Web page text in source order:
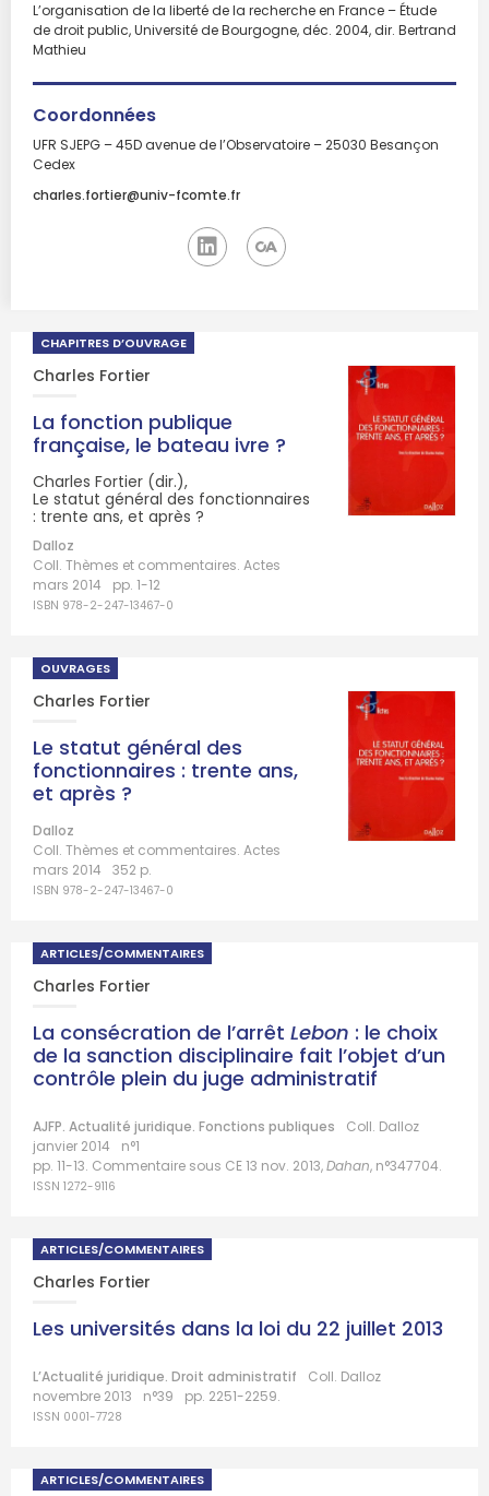
L’organisation de la liberté de la recherche en France – Étude
de droit public, Université de Bourgogne, déc. 2004, dir. Bertrand
Mathieu
Coordonnées
UFR SJEPG – 45D avenue de l’Observatoire – 25030 Besançon
Cedex
charles.fortier@univ-fcomte.fr
CHAPITRES D’OUVRAGE
Charles Fortier
La fonction publique
française, le bateau ivre ?
Charles Fortier (dir.),
Le statut général des fonctionnaires
: trente ans, et après ?
Dalloz
Coll. Thèmes et commentaires. Actes
mars 2014
pp. 1-12
ISBN 978-2-247-13467-0
OUVRAGES
Charles Fortier
Le statut général des
fonctionnaires : trente ans,
et après ?
Dalloz
Coll. Thèmes et commentaires. Actes
mars 2014
352 p.
ISBN 978-2-247-13467-0
ARTICLES/COMMENTAIRES
Charles Fortier
La consécration de l’arrêt Lebon : le choix
de la sanction disciplinaire fait l’objet d’un
contrôle plein du juge administratif
AJFP. Actualité juridique. Fonctions publiques
Coll. Dalloz
janvier 2014
n°1
pp. 11-13. Commentaire sous CE 13 nov. 2013,Dahan, n°347704.
ISSN 1272-9116
ARTICLES/COMMENTAIRES
Charles Fortier
Les universités dans la loi du 22 juillet 2013
L’Actualité juridique. Droit administratif
Coll. Dalloz
novembre 2013
n°39 pp. 2251-2259.
ISSN 0001-7728
ARTICLES/COMMENTAIRES